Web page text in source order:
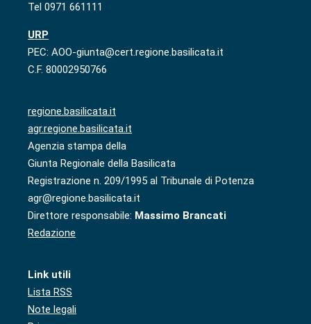
Tel 0971 661111
URP
PEC: AOO-giunta@cert.regione.basilicata.it
C.F. 80002950766
regione.basilicata.it
agr.regione.basilicata.it
Agenzia stampa della
Giunta Regionale della Basilicata
Registrazione n. 209/1995 al Tribunale di Potenza
agr@regione.basilicata.it
Direttore responsabile: Massimo Brancati
Redazione
Link utili
Lista RSS
Note legali